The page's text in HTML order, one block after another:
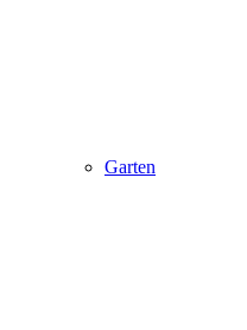
Garten